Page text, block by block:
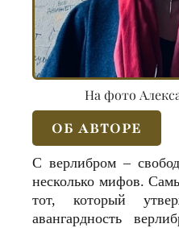
На фото
ОБ АВТОРЕ
С верлибром –
несколько мифов.
тот, который
авангардность